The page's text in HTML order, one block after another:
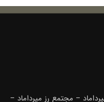
– مجتمع رز میرداماد –